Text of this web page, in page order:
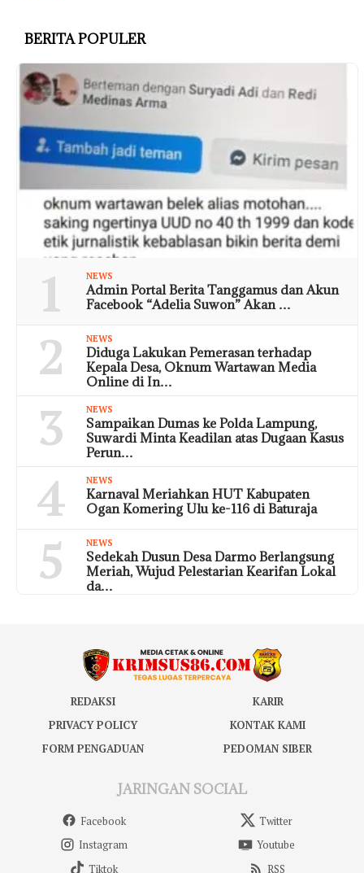
BERITA POPULER
1 NEWS
Admin Portal Berita Tanggamus dan Akun
Facebook “Adelia Suwon” Akan …
2 NEWS
Diduga Lakukan Pemerasan terhadap
Kepala Desa, Oknum Wartawan Media
Online di In…
3 NEWS
Sampaikan Dumas ke Polda Lampung,
Suwardi Minta Keadilan atas Dugaan Kasus
Perun…
4 NEWS
Karnaval Meriahkan HUT Kabupaten
Ogan Komering Ulu ke-116 di Baturaja
5 NEWS
Sedekah Dusun Desa Darmo Berlangsung
Meriah, Wujud Pelestarian Kearifan Lokal
da…
REDAKSI
KARIR
PRIVACY POLICY
KONTAK KAMI
FORM PENGADUAN
PEDOMAN SIBER
JARINGAN SOCIAL
Facebook
Twitter
Instagram
Youtube
Tiktok
RSS